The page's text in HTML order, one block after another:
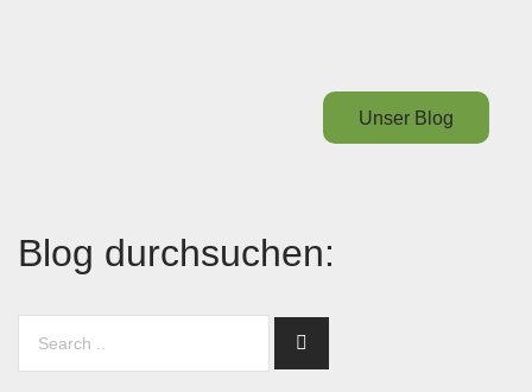
Unser Blog
Blog durchsuchen: